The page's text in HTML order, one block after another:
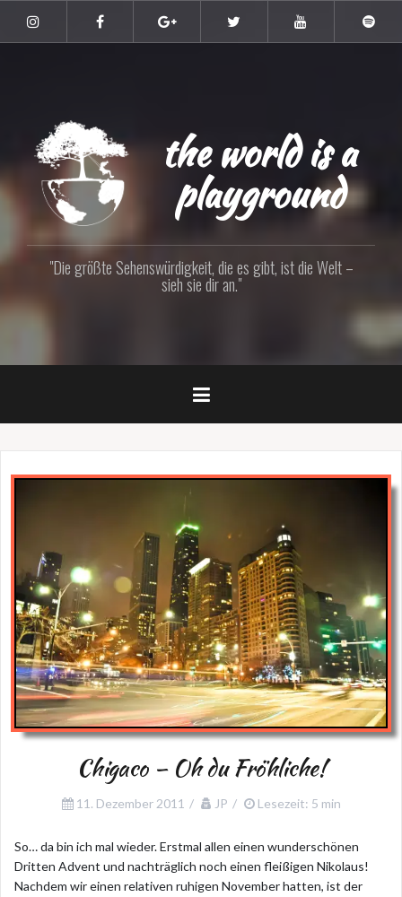
Inhalt
springen
Instagram Facebook YouTube
the world is a
playground
"Die größte Sehenswürdigkeit, die es gibt, ist die Welt –
sieh sie dir an."
Chigaco – Oh du Fröhliche!
11. Dezember 2011 JP Lesezeit: 5 min
So… da bin ich mal wieder. Erstmal allen einen wunderschönen
Dritten Advent und nachträglich noch einen fleißigen Nikolaus!
Nachdem wir einen relativen ruhigen November hatten, ist der